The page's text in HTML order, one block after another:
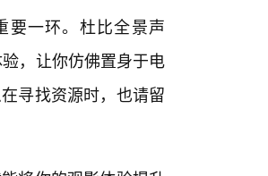
要一环。杜比全景声
，让你仿佛置身于电
寻找资源时，也请留